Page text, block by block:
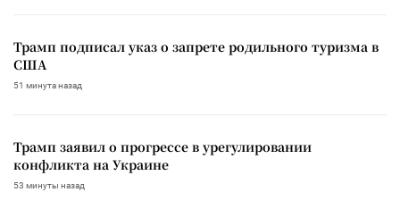
Трамп подписал указ о запрете родильного туризма в
США
51 минута назад
Трамп заявил о прогрессе в урегулировании
конфликта на Украине
53 минуты назад